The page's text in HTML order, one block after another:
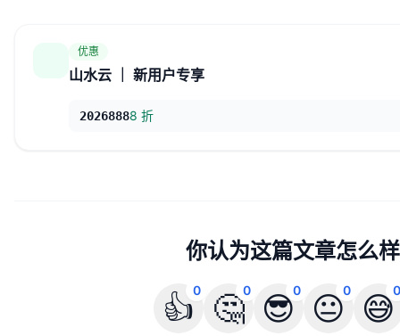
优惠
山水云 ｜ 新用户专享
20268888 折
你认为这篇文章怎么
👍0 🤔0 😎0 😐0 😅0